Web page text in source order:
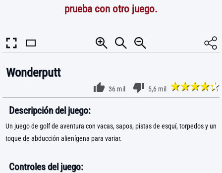
prueba con otro juego.
Wonderputt
36 mil 5,6 mil
Descripción del juego:
Un juego de golf de aventura con vacas, sapos, pistas de esquí, torpedos y un
toque de abducción alienígena para variar.
Controles del juego: